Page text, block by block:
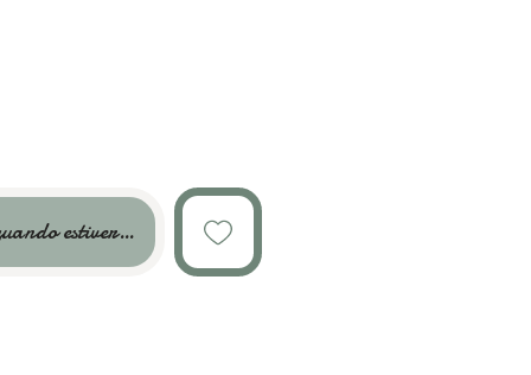
estiver disponível